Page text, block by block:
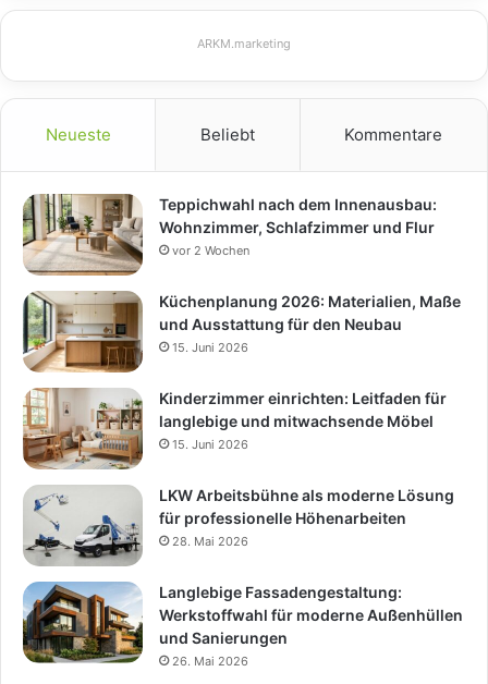
ARKM.marketing
Neueste Beliebt Kommentare
Teppichwahl nach dem Innenausbau:
Wohnzimmer, Schlafzimmer und Flur
vor 2 Wochen
Küchenplanung 2026: Materialien, Maße
und Ausstattung für den Neubau
15. Juni 2026
Kinderzimmer einrichten: Leitfaden für
langlebige und mitwachsende Möbel
15. Juni 2026
LKW Arbeitsbühne als moderne Lösung
für professionelle Höhenarbeiten
28. Mai 2026
Langlebige Fassadengestaltung:
Werkstoffwahl für moderne Außenhüllen
und Sanierungen
26. Mai 2026